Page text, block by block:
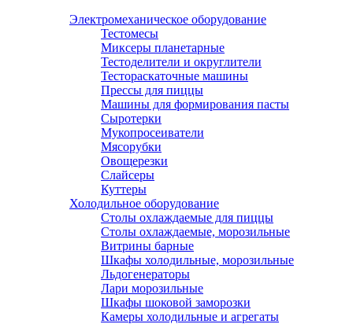
Электромеханическое оборудование
Тестомесы
Миксеры планетарные
Тестоделители и округлители
Тестораскаточные машины
Прессы для пиццы
Машины для формирования пасты
Сыротерки
Мукопросеиватели
Мясорубки
Овощерезки
Слайсеры
Куттеры
Холодильное оборудование
Столы охлаждаемые для пиццы
Столы охлаждаемые, морозильные
Витрины барные
Шкафы холодильные, морозильные
Льдогенераторы
Лари морозильные
Шкафы шоковой заморозки
Камеры холодильные и агрегаты